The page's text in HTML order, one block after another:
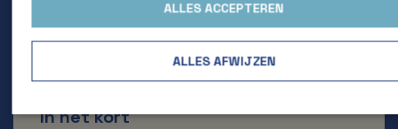
Inschrijven Neem contact op
In het kort
ALLES ACCEPTEREN
ALLES AFWIJZEN